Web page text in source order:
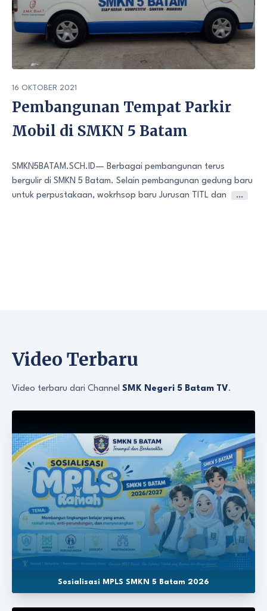
16 OKTOBER 2021
Pembangunan Tempat Parkir
Mobil di SMKN 5 Batam
SMKN5BATAM.SCH.ID— Berbagai pembangunan terus
bergulir di SMKN 5 Batam. Selain pembangunan gedung baru
untuk perpustakaan, wokrhsop baru Jurusan TITL dan
…
Video Terbaru
Video terbaru dari Channel SMK Negeri 5 Batam TV.
Sosialisasi MPLS SMKN 5 Batam 2026